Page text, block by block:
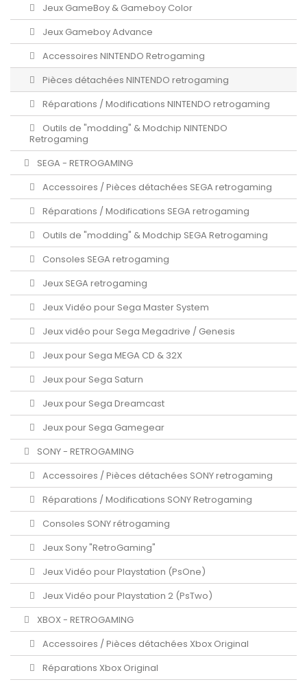
Jeux GameBoy & Gameboy Color
Jeux Gameboy Advance
Accessoires NINTENDO Retrogaming
Pièces détachées NINTENDO retrogaming
Réparations / Modifications NINTENDO retrogaming
Outils de "modding" & Modchip NINTENDO
Retrogaming
SEGA - RETROGAMING
Accessoires / Pièces détachées SEGA retrogaming
Réparations / Modifications SEGA retrogaming
Outils de "modding" & Modchip SEGA Retrogaming
Consoles SEGA retrogaming
Jeux SEGA retrogaming
Jeux Vidéo pour Sega Master System
Jeux vidéo pour Sega Megadrive / Genesis
Jeux pour Sega MEGA CD & 32X
Jeux pour Sega Saturn
Jeux pour Sega Dreamcast
Jeux pour Sega Gamegear
SONY - RETROGAMING
Accessoires / Pièces détachées SONY retrogaming
Réparations / Modifications SONY Retrogaming
Consoles SONY rétrogaming
Jeux Sony "RetroGaming"
Jeux Vidéo pour Playstation (PsOne)
Jeux Vidéo pour Playstation 2 (PsTwo)
XBOX - RETROGAMING
Accessoires / Pièces détachées Xbox Original
Réparations Xbox Original